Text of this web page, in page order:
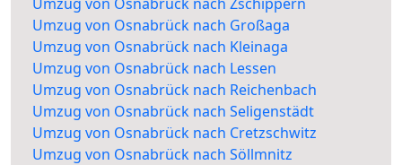
Umzug von Osnabrück nach Großaga
Umzug von Osnabrück nach Kleinaga
Umzug von Osnabrück nach Lessen
Umzug von Osnabrück nach Reichenbach
Umzug von Osnabrück nach Seligenstädt
Umzug von Osnabrück nach Cretzschwitz
Umzug von Osnabrück nach Söllmnitz